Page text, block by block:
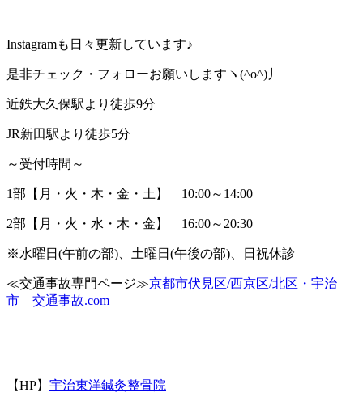
Instagramも日々更新しています♪
是非チェック・フォローお願いしますヽ (^o^) 丿
近鉄大久保駅より徒歩9分
JR新田駅より徒歩5分
～受付時間～
1部【月・火・木・金・土】 10:00～ 14:00
2部【月・火・水・木・金】 16:00～ 20:30
※水曜日 (午前の部) 、土曜日 (午後の部) 、日祝休診
≪交通事故専門ページ≫京都市伏見区/西京区/北区・宇治
市 交通事故.com
【HP】 宇治東洋鍼灸整骨院